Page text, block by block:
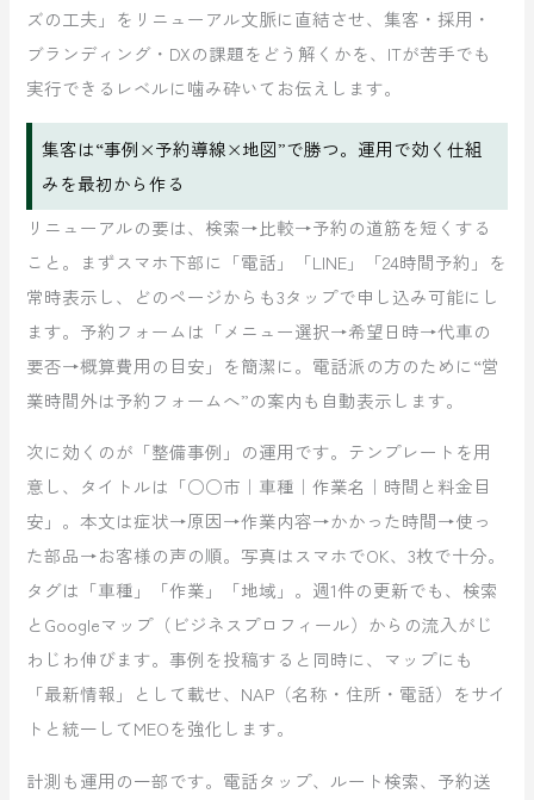
ズの工夫」をリニューアル文脈に直結させ、集客・採用・
ブランディング・DXの課題をどう解くかを、ITが苦手でも
実行できるレベルに噛み砕いてお伝えします。
集客は“事例×予約導線×地図”で勝つ。運用で効く仕組
みを最初から作る
リニューアルの要は、検索→比較→予約の道筋を短くする
こと。まずスマホ下部に「電話」「LINE」「24時間予約」を
常時表示し、どのページからも3タップで申し込み可能にし
ます。予約フォームは「メニュー選択→希望日時→代車の
要否→概算費用の目安」を簡潔に。電話派の方のために“営
業時間外は予約フォームへ”の案内も自動表示します。
次に効くのが「整備事例」の運用です。テンプレートを用
意し、タイトルは「○○市｜車種｜作業名｜時間と料金目
安」。本文は症状→原因→作業内容→かかった時間→使っ
た部品→お客様の声の順。写真はスマホでOK、3枚で十分。
タグは「車種」「作業」「地域」。週1件の更新でも、検索
とGoogleマップ（ビジネスプロフィール）からの流入がじ
わじわ伸びます。事例を投稿すると同時に、マップにも
「最新情報」として載せ、NAP（名称・住所・電話）をサイ
トと統一してMEOを強化します。
計測も運用の一部です。電話タップ、ルート検索、予約送